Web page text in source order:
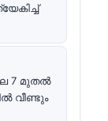
7 മുതൽ
വീണ്ടും